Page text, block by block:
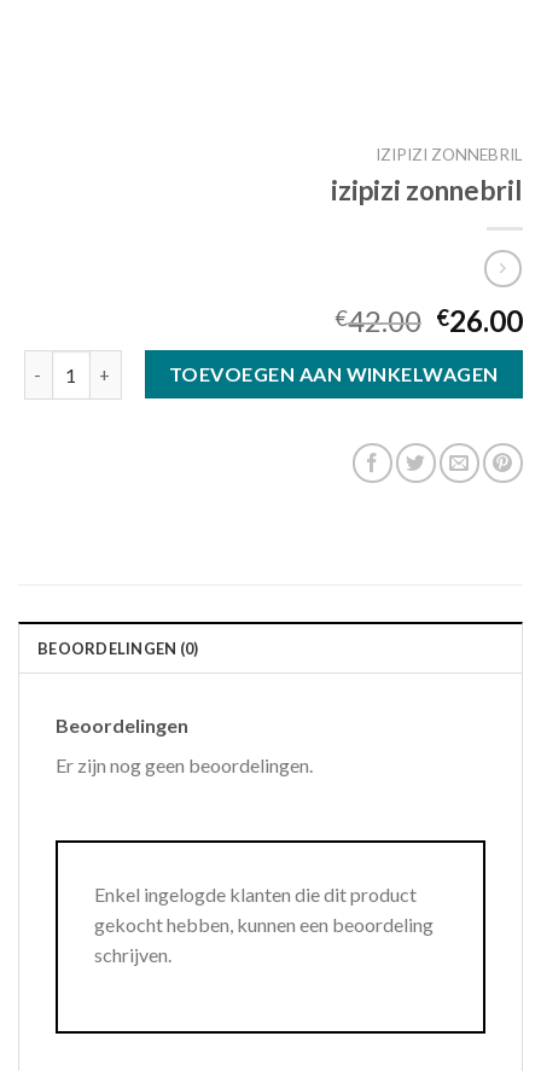
IZIPIZI ZONNEBRIL
izipizi zonnebril
€42.00 €26.00
izipizi zonnebril aantalTOEVOEGEN AAN WINKELWAGEN
BEOORDELINGEN (0)
Beoordelingen
Er zijn nog geen beoordelingen.
Enkel ingelogde klanten die dit product
gekocht hebben, kunnen een beoordeling
schrijven.